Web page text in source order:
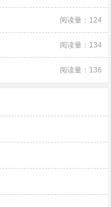
阅读量：124
阅读量：134
阅读量：136